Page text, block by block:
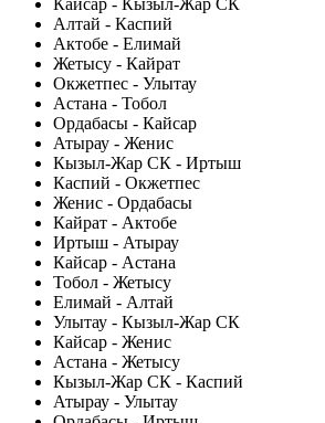
Кайсар - Кызыл-Жар СК
Алтай - Каспий
Актобе - Елимай
Жетысу - Кайрат
Окжетпес - Улытау
Астана - Тобол
Ордабасы - Кайсар
Атырау - Женис
Кызыл-Жар СК - Иртыш
Каспий - Окжетпес
Женис - Ордабасы
Кайрат - Актобе
Иртыш - Атырау
Кайсар - Астана
Тобол - Жетысу
Елимай - Алтай
Улытау - Кызыл-Жар СК
Кайсар - Женис
Астана - Жетысу
Кызыл-Жар СК - Каспий
Атырау - Улытау